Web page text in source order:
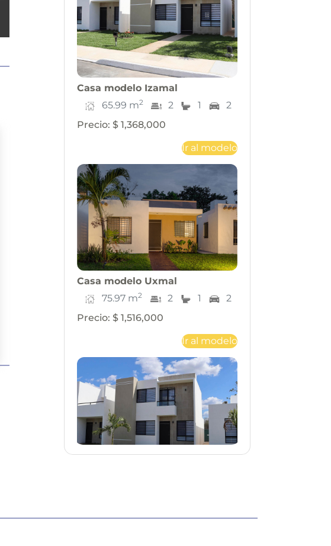
Casa modelo Izamal
65.99 m2 2 1
2
Precio:$ 1,368,000
Ir al modelo
Casa modelo Uxmal
75.97 m2 2 1
2
Precio:$ 1,516,000
Ir al modelo